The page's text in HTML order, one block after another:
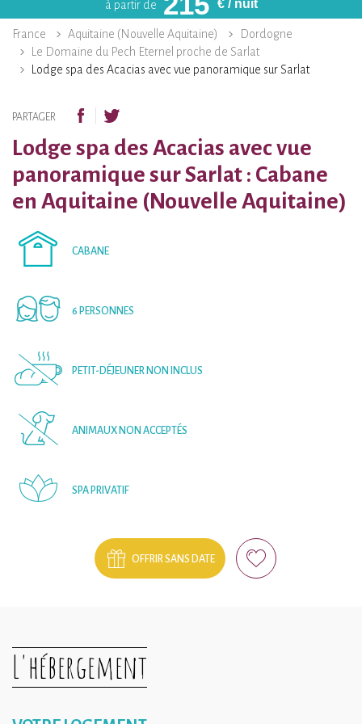
à partir de € / nuit
France Aquitaine (Nouvelle Aquitaine)
Dordogne
Le Domaine du Pech Eternel proche de Sarlat
Lodge spa des Acacias avec vue panoramique sur Sarlat
PARTAGER
Lodge spa des Acacias avec vue
panoramique sur Sarlat : Cabane
en Aquitaine (Nouvelle Aquitaine)
CABANE
6 PERSONNES
PETIT-DÉJEUNER NON INCLUS
ANIMAUX NON ACCEPTÉS
SPA PRIVATIF
OFFRIR SANS DATE
L'hébergement